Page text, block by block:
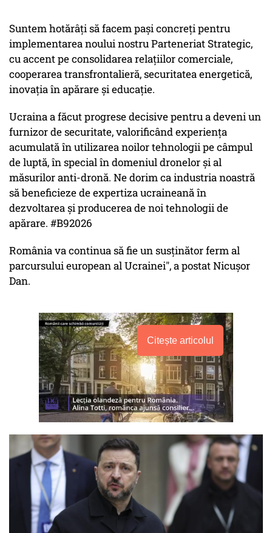
Suntem hotărâți să facem pași concreți pentru
implementarea noului nostru Parteneriat Strategic,
cu accent pe consolidarea relațiilor comerciale,
cooperarea transfrontalieră, securitatea energetică,
inovația în apărare și educație.
Ucraina a făcut progrese decisive pentru a deveni un
furnizor de securitate, valorificând experiența
acumulată în utilizarea noilor tehnologii pe câmpul
de luptă, în special în domeniul dronelor și al
măsurilor anti-dronă. Ne dorim ca industria noastră
să beneficieze de expertiza ucraineană în
dezvoltarea și producerea de noi tehnologii de
apărare. #B92026
România va continua să fie un susținător ferm al
parcursului european al Ucrainei", a postat Nicușor
Dan.
Citește articolul